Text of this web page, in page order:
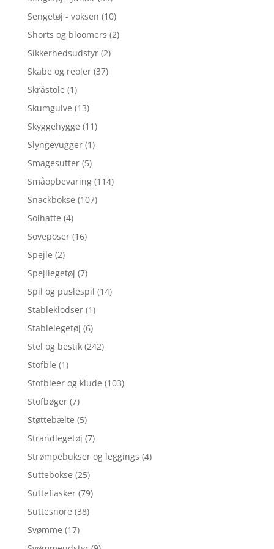
Sengetøj - voksen (10)
Shorts og bloomers (2)
Sikkerhedsudstyr (2)
Skabe og reoler (37)
Skråstole (1)
Skumgulve (13)
Skyggehygge (11)
Slyngevugger (1)
Smagesutter (5)
Småopbevaring (114)
Snackbokse (107)
Solhatte (4)
Soveposer (16)
Spejle (2)
Spejllegetøj (7)
Spil og puslespil (14)
Stableklodser (1)
Stablelegetøj (6)
Stel og bestik (242)
Stofble (1)
Stofbleer og klude (103)
Stofbøger (7)
Støttebælte (5)
Strandlegetøj (7)
Strømpebukser og leggings (4)
Suttebokse (25)
Sutteflasker (79)
Suttesnore (38)
Svømme (17)